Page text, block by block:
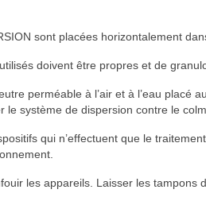
sont placées horizontalement
doivent être propres et de
perméable à l’air et à l’eau placé
système de dispersion contre le
qui n’effectuent que le
les appareils. Laisser les